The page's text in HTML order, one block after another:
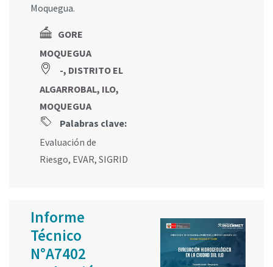
Moquegua.
GORE
MOQUEGUA
-, DISTRITO EL
ALGARROBAL, ILO,
MOQUEGUA
Palabras clave:
Evaluación de
Riesgo, EVAR, SIGRID
Informe
Técnico
N°A7402